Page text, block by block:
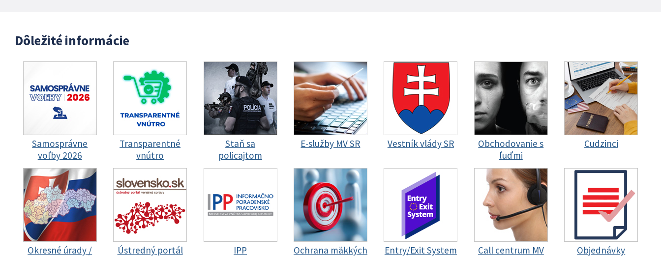
Dôležité informácie
Samosprávne
voľby 2026
Transparentné
vnútro
Staň sa
policajtom
E-služby MV SR Vestník vlády SR
Obchodovanie s
ľuďmi
Cudzinci
Okresné úrady /
Ústredný portál
IPP
Ochrana mäkkých
Entry/Exit System
Call centrum MV
Objednávky